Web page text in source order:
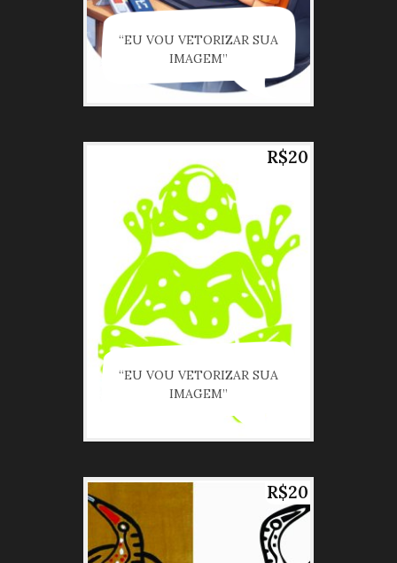
“EU VOU VETORIZAR SUA
IMAGEM”
R$20
“EU VOU VETORIZAR SUA
IMAGEM”
R$20